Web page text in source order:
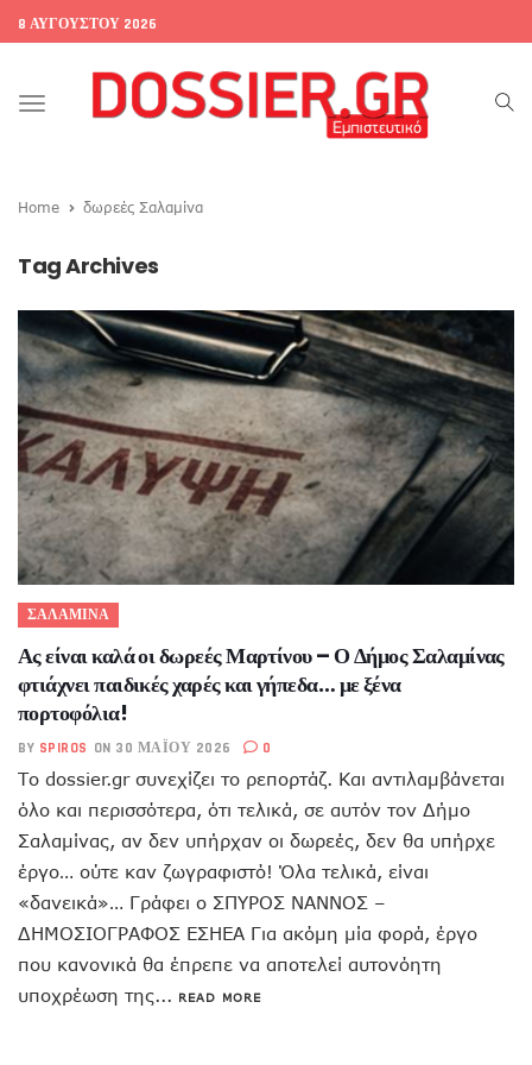
8 ΑΥΓΟΎΣΤΟΥ 2026
Toggle
Home δωρεές Σαλαμίνα
Tag Archives
ΣΑΛΑΜΙΝΑ
Ας είναι καλά οι δωρεές Μαρτίνου – Ο Δήμος Σαλαμίνας
φτιάχνει παιδικές χαρές και γήπεδα… με ξένα
πορτοφόλια!
BY SPIROS ON 30 ΜΑΪ́ΟΥ 2026 0
Το dossier.gr συνεχίζει το ρεπορτάζ. Και αντιλαμβάνεται
όλο και περισσότερα, ότι τελικά, σε αυτόν τον Δήμο
Σαλαμίνας, αν δεν υπήρχαν οι δωρεές, δεν θα υπήρχε
έργο… ούτε καν ζωγραφιστό! Όλα τελικά, είναι
«δανεικά»… Γράφει ο ΣΠΥΡΟΣ ΝΑΝΝΟΣ –
ΔΗΜΟΣΙΟΓΡΑΦΟΣ ΕΣΗΕΑ Για ακόμη μία φορά, έργο
που κανονικά θα έπρεπε να αποτελεί αυτονόητη
υποχρέωση της... READ MORE